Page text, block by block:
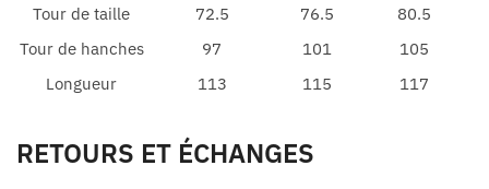
Tour de taille
72.5 76.5
80.5
Tour de hanches
97 101
105
Longueur
113 115 117
RETOURS ET ÉCHANGES